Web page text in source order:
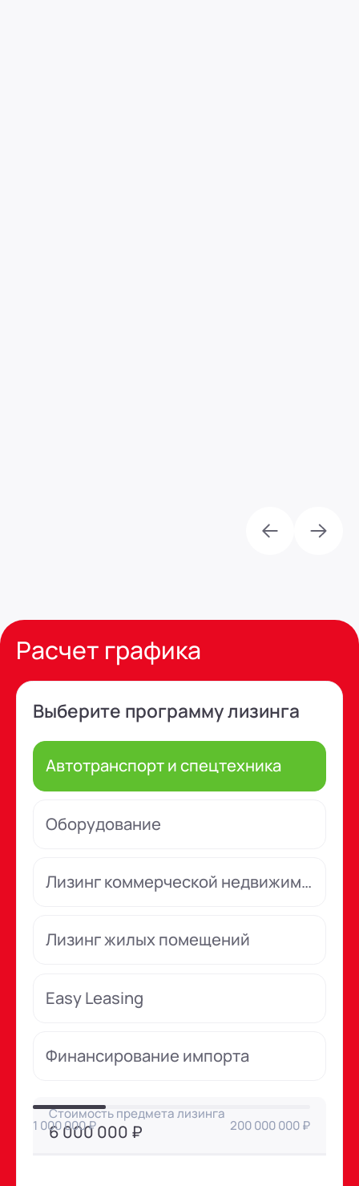
Расчет графика
Выберите программу лизинга
Автотранспорт и спецтехника
Оборудование
Лизинг коммерческой недвижимости
Лизинг жилых помещений
Easy Leasing
Финансирование импорта
Стоимость предмета лизинга
6 000 000 ₽
1 000 000 ₽ 200 000 000 ₽